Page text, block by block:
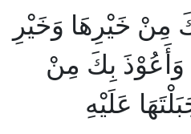
مِنْ خَيْرِهَا وَخَيْرِ
وَأَعُوْذَ بِكَ مِنْ
عَلَيْهِ